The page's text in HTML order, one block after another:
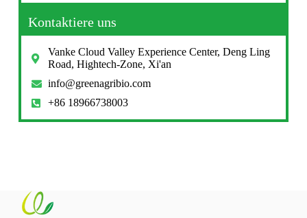
Kontaktiere uns
Vanke Cloud Valley Experience Center, Deng Ling
Road, Hightech-Zone, Xi'an
info@greenagribio.com
+86 18966738003